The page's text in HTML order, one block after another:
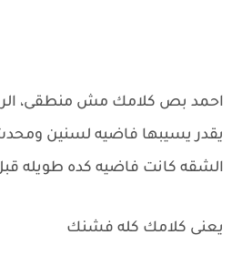
احمد بص كلامك مش منطقى،
يقدر يسيبها فاضيه لسنين
الشقه كانت فاضيه كده طويله
يعنى كلامك كله فشنك